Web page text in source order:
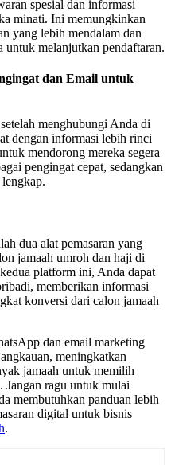
spesial dan informasi
minati. Ini memungkinkan
yang lebih mendalam dan
melanjutkan pendaftaran.
dan Email untuk
menghubungi Anda di
dengan informasi lebih rinci
mendorong mereka segera
pengingat cepat, sedangkan
dua alat pemasaran yang
jamaah umroh dan haji di
platform ini, Anda dapat
memberikan informasi
konversi dari calon jamaah
dan email marketing
meningkatkan
jamaah untuk memilih
Jangan ragu untuk mulai
membutuhkan panduan lebih
digital untuk bisnis
.